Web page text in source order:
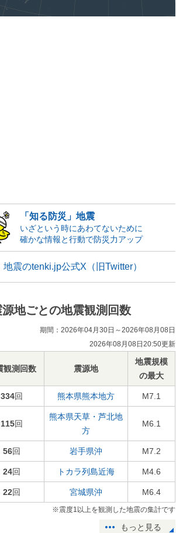
「知る防災」地震
いざという時にあわてないために
確かな情報と行動で防災力アップ
地震のtenki.jp公式X（旧Twitter）
源地ごとの地震観測回数
期間：2026年04月30日～2026年08月08日
2026年08月08日20:50更新
観測回数 震源地
地震規模
の最大
334回 熊本県熊本地方 M7.1
115回
熊本県天草・芦北地
方
M6.1
56回 岩手県沖 M7.2
24回 トカラ列島近海 M4.6
22回 宮城県沖 M6.4
※震度1以上を観測した地震の集計です
もっと見る